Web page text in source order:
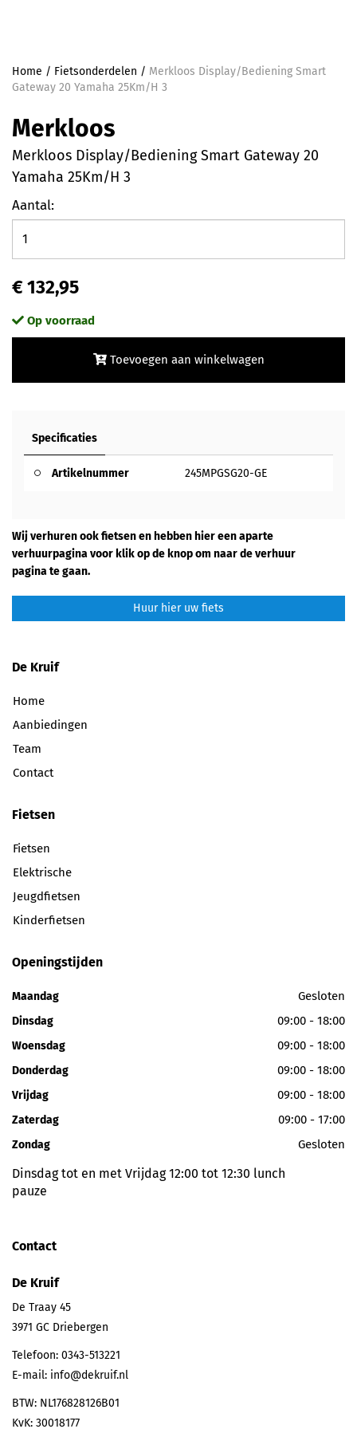
Home / Fietsonderdelen / Merkloos Display/Bediening Smart
Gateway 20 Yamaha 25Km/H 3
Merkloos
Merkloos Display/Bediening Smart Gateway 20
Yamaha 25Km/H 3
Aantal:
€ 132,95
Op voorraad
Toevoegen aan winkelwagen
Specificaties
Artikelnummer 245MPGSG20-GE
Wij verhuren ook fietsen en hebben hier een aparte
verhuurpagina voor klik op de knop om naar de verhuur
pagina te gaan.
Huur hier uw fiets
De Kruif
Home
Aanbiedingen
Team
Contact
Fietsen
Fietsen
Elektrische
Jeugdfietsen
Kinderfietsen
Openingstijden
Maandag Gesloten
Dinsdag 09:00 - 18:00
Woensdag 09:00 - 18:00
Donderdag 09:00 - 18:00
Vrijdag 09:00 - 18:00
Zaterdag 09:00 - 17:00
Zondag Gesloten
Dinsdag tot en met Vrijdag 12:00 tot 12:30 lunch
pauze
Contact
De Kruif
De Traay 45
3971 GC Driebergen
Telefoon: 0343-513221
E-mail: info@dekruif.nl
BTW: NL176828126B01
KvK: 30018177